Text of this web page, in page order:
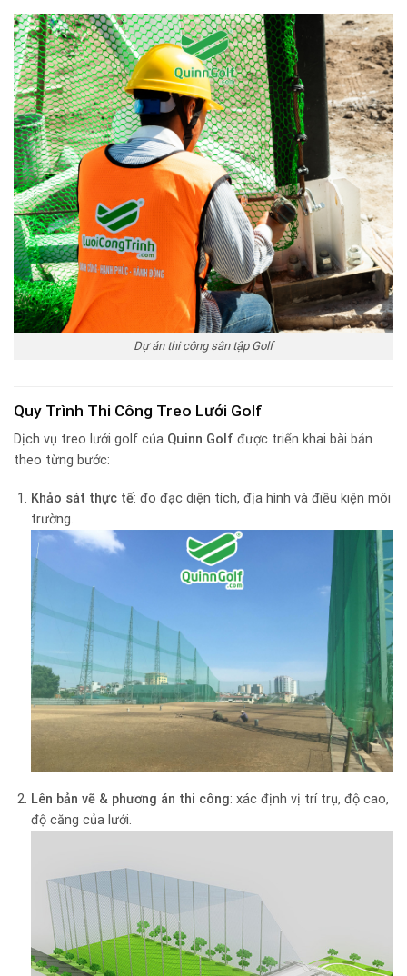
Dự án thi công sân tập Golf
Quy Trình Thi Công Treo Lưới Golf
Dịch vụ treo lưới golf của Quinn Golf được triển khai bài bản
theo từng bước:
Khảo sát thực tế: đo đạc diện tích, địa hình và điều kiện môi
trường.
Lên bản vẽ & phương án thi công: xác định vị trí trụ, độ cao,
độ căng của lưới.